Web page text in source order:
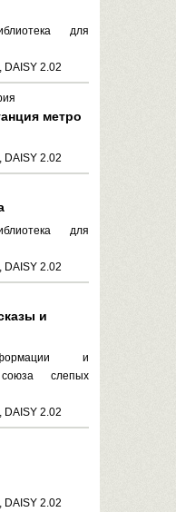
для
DAISY 2.02
метро
DAISY 2.02
для
DAISY 2.02
и
и
слепых
DAISY 2.02
DAISY 2.02